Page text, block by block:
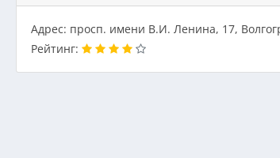
Адрес: просп. имени В.И. Ленина, 17,
Рейтинг: